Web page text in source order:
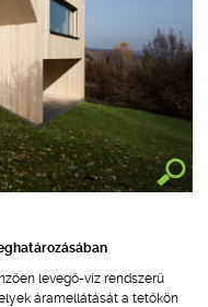
levegő-víz rendszerű
áramellátását a tetőkön